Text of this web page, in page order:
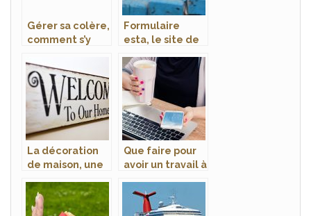
Gérer sa colère,
comment s’y
Formulaire
esta, le site de
visa le plus
facile
La décoration
de maison, une
tous
Que faire pour
avoir un travail à